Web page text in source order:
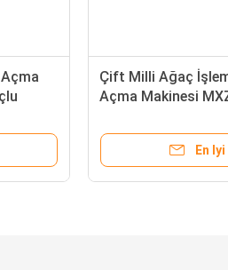
Çift Milli Ağaç
Açma Makinesi
En